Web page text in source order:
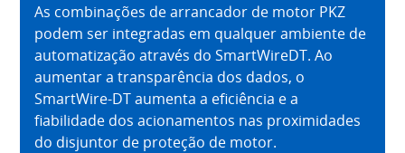
As combinações de arrancador de motor PKZ
podem ser integradas em qualquer ambiente de
automatização através do SmartWireDT. Ao
aumentar a transparência dos dados, o
SmartWire-DT aumenta a eficiência e a
fiabilidade dos acionamentos nas proximidades
do disjuntor de proteção de motor.